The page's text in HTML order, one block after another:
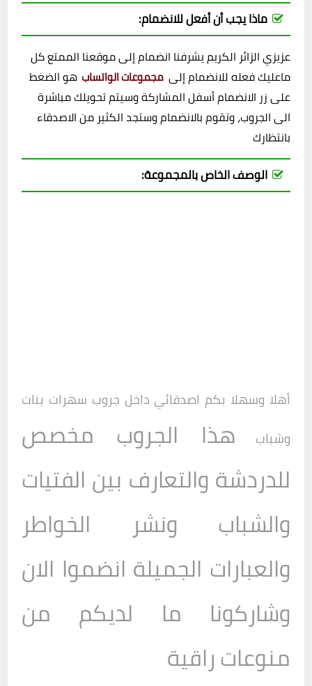
ماذا يجب أن أفعل للانضمام:
عزيزي الزائر الكريم يشرفنا انضمام إلى موقعنا الممتع كل
ماعليك فعله للانضمام إلى مجموعات الواتساب هو الضغط
على زر الانضمام أسفل المشاركة وسيتم تحويلك مباشرة
الى الجروب، وتقوم بالانضمام وستجد الكثير من الاصدقاء
بانتظارك
الوصف الخاص بالمجموعة:
أهلا وسهلا بكم اصدقائي داخل جروب سهرات بنات
وشباب هذا الجروب مخصص
للدردشة والتعارف بين الفتيات
والشباب ونشر الخواطر
والعبارات الجميلة انضموا الان
وشاركونا ما لديكم من
منوعات راقية